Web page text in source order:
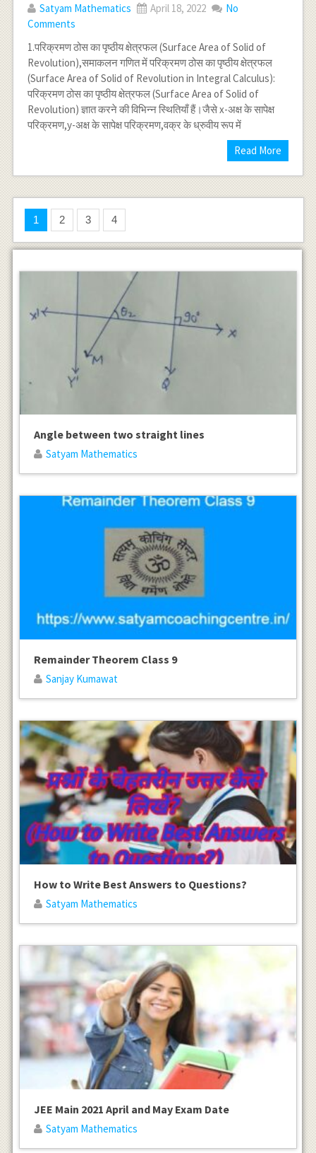
Satyam Mathematics April 18, 2022
No
Comments
1.परिक्रमण ठोस का पृष्ठीय क्षेत्रफल (Surface Area of Solid of
Revolution),समाकलन गणित में परिक्रमण ठोस का पृष्ठीय क्षेत्रफल
(Surface Area of Solid of Revolution in Integral Calculus):
परिक्रमण ठोस का पृष्ठीय क्षेत्रफल (Surface Area of Solid of
Revolution) ज्ञात करने की विभिन्न स्थितियाँ हैं।जैसे x-अक्ष के सापेक्ष
परिक्रमण,y-अक्ष के सापेक्ष परिक्रमण,वक्र के ध्रुवीय रूप में
Read More
1 2 3 4
Angle between two straight lines
Satyam Mathematics
Remainder Theorem Class 9
Sanjay Kumawat
How to Write Best Answers to Questions?
Satyam Mathematics
JEE Main 2021 April and May Exam Date
Satyam Mathematics